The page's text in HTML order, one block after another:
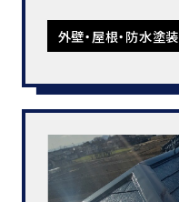
外壁・屋根・防水塗装